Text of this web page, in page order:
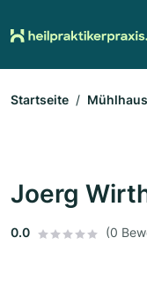
Startseite
Joerg
0.0 (0